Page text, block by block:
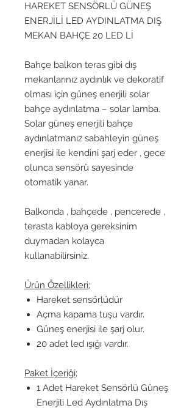
HAREKET SENSÖRLÜ GÜNEŞ
ENERJİLİ LED AYDINLATMA DIŞ
MEKAN BAHÇE 20 LED Lİ
Bahçe balkon teras gibi dış
mekanlarınız aydınlık ve dekoratif
olması için güneş enerjili solar
bahçe aydınlatma – solar lamba.
Solar güneş enerjili bahçe
aydınlatmanız sabahleyin güneş
enerjisi ile kendini şarj eder , gece
olunca sensörü sayesinde
otomatik yanar.
Balkonda , bahçede , pencerede ,
terasta kabloya gereksinim
duymadan kolayca
kullanabilirsiniz.
Ürün Özellikleri;
Hareket sensörlüdür
Açma kapama tuşu vardır.
Güneş enerjisi ile şarj olur.
20 adet led ışığı vardır.
Paket İçeriği;
1 Adet Hareket Sensörlü Güneş
Enerjili Led Aydınlatma Dış